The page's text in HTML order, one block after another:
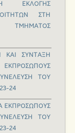
ΕΚΛΟΓΗΣ
ΣΤΗ
ΚΑΙ ΣΥΝΤΑΞΗ
ΤΟΥ
24
ΕΚΠΡΟΣΩΠΟΥΣ
ΤΟΥ
24